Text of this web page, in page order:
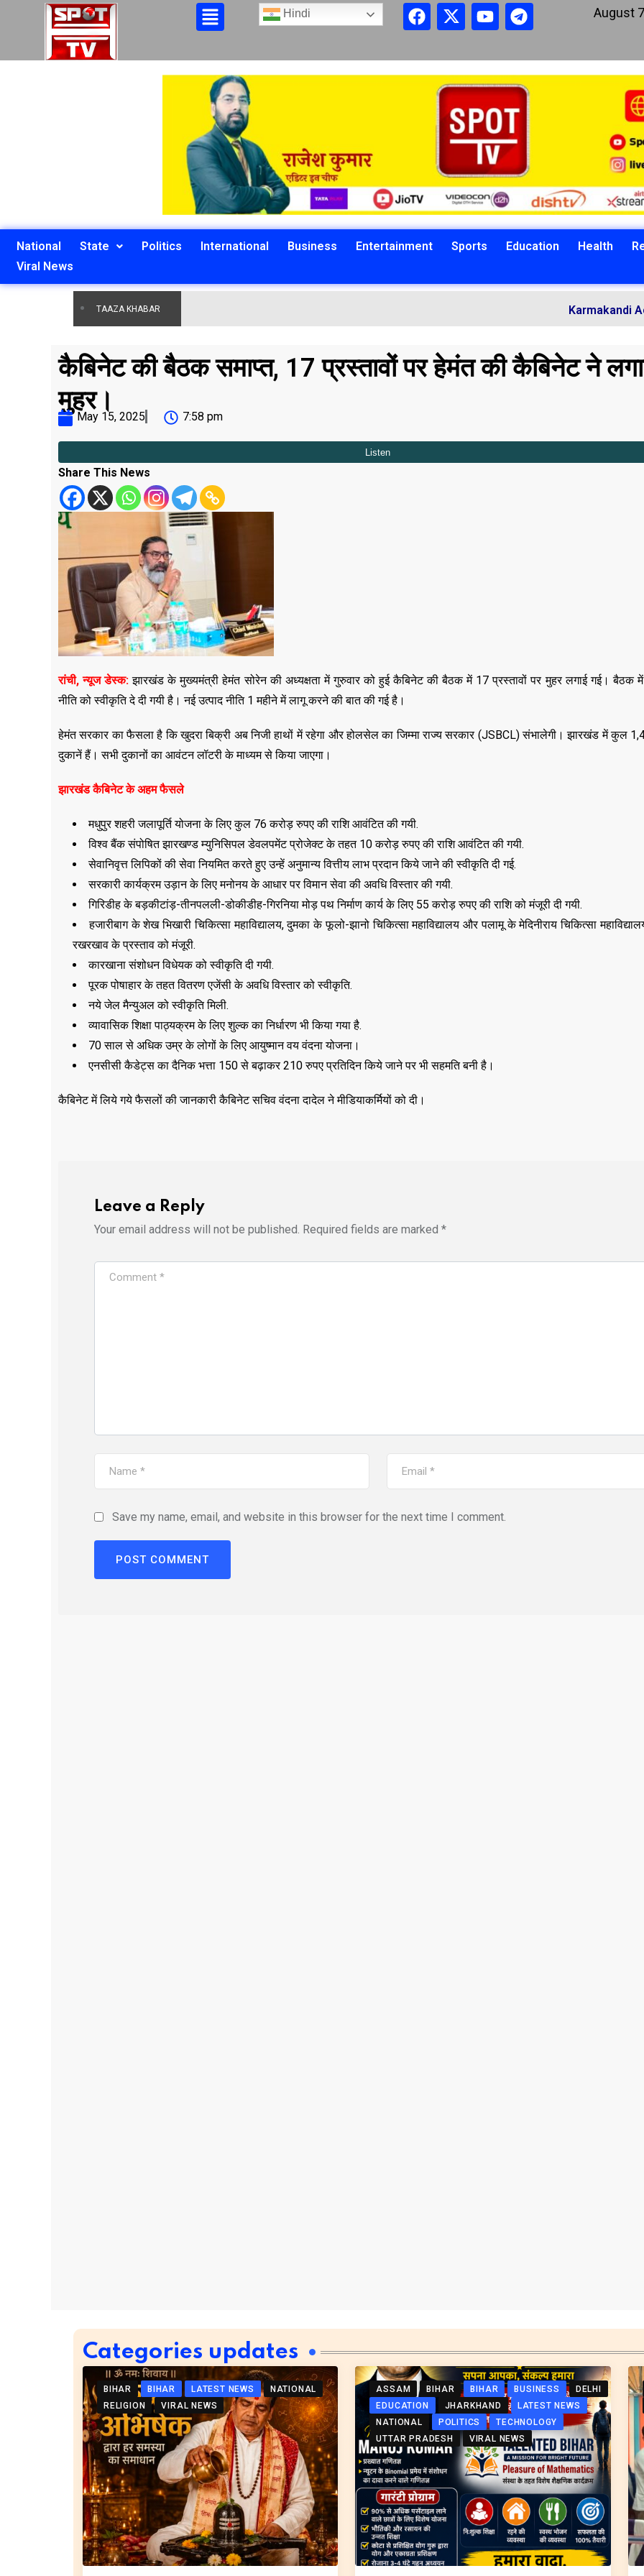
Hindi August
National State Politics International Business Entertainment Sports Education Health
Viral News
TAAZA KHABAR Karmakandi Acharya
कैबिनेट की बैठक समाप्त, 17 प्रस्तावों पर हेमंत की कैबिनेट ने
मुहर।
May 15, 2025 7:58 pm
Share This News
रांची, न्यूज डेस्क: झारखंड के मुख्यमंत्री हेमंत सोरेन की अध्यक्षता में गुरुवार को हुई कैबिनेट की बैठक में 17 प्रस्तावों पर मुहर लगाई गई। बैठक में
नीति को स्वीकृति दे दी गयी है। नई उत्पाद नीति 1 महीने में लागू करने की बात की गई है।
हेमंत सरकार का फैसला है कि खुदरा बिक्री अब निजी हाथों में रहेगा और होलसेल का जिम्मा राज्य सरकार (JSBCL) संभालेगी। झारखंड में कुल
दुकानें हैं। सभी दुकानों का आवंटन लॉटरी के माध्यम से किया जाएगा।
झारखंड कैबिनेट के अहम फैसले
मधुपुर शहरी जलापूर्ति योजना के लिए कुल 76 करोड़ रुपए की राशि आवंटित की गयी.
विश्व बैंक संपोषित झारखण्ड म्युनिसिपल डेवलपमेंट प्रोजेक्ट के तहत 10 करोड़ रुपए की राशि आवंटित की गयी.
सेवानिवृत्त लिपिकों की सेवा नियमित करते हुए उन्हें अनुमान्य वित्तीय लाभ प्रदान किये जाने की स्वीकृति दी गई.
सरकारी कार्यक्रम उड़ान के लिए मनोनय के आधार पर विमान सेवा की अवधि विस्तार की गयी.
गिरिडीह के बड़कीटांड़-तीनपलली-डोकीडीह-गिरनिया मोड़ पथ निर्माण कार्य के लिए 55 करोड़ रुपए की राशि को मंजूरी दी गयी.
हजारीबाग के शेख भिखारी चिकित्सा महाविद्यालय, दुमका के फूलो-झानो चिकित्सा महाविद्यालय और पलामू के मेदिनीराय चिकित्सा
रखरखाव के प्रस्ताव को मंजूरी.
कारखाना संशोधन विधेयक को स्वीकृति दी गयी.
पूरक पोषाहार के तहत वितरण एजेंसी के अवधि विस्तार को स्वीकृति.
नये जेल मैन्युअल को स्वीकृति मिली.
व्यावासिक शिक्षा पाठ्यक्रम के लिए शुल्क का निर्धारण भी किया गया है.
70 साल से अधिक उम्र के लोगों के लिए आयुष्मान वय वंदना योजना।
एनसीसी कैडेट्स का दैनिक भत्ता 150 से बढ़ाकर 210 रुपए प्रतिदिन किये जाने पर भी सहमति बनी है।
कैबिनेट में लिये गये फैसलों की जानकारी कैबिनेट सचिव वंदना दादेल ने मीडियाकर्मियों को दी।
Leave a Reply
Your email address will not be published. Required fields are marked *
Save my name, email, and website in this browser for the next time I comment.
Incident: PM मोदी और CM
Categories updates
BIHAR BIHAR LATEST NEWS
NATIONAL
RELIGION
VIRAL NEWS
ASSAM BIHAR BIHAR BUSINESS
DELHI
EDUCATION
JHARKHAND
LATEST NEWS
NATIONAL
POLITICS
TECHNOLOGY
UTTAR PRADESH
VIRAL NEWS